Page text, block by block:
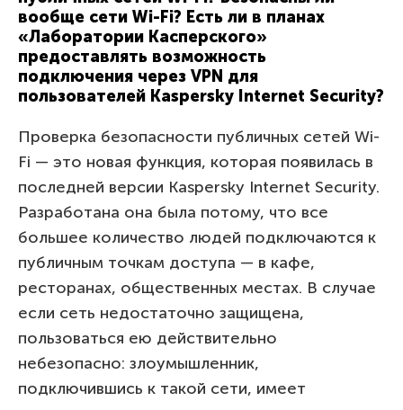
вообще сети Wi-Fi? Есть ли в планах
«Лаборатории Касперского»
предоставлять возможность
подключения через VPN для
пользователей Kaspersky Internet Security?
Проверка безопасности публичных сетей Wi-
Fi — это новая функция, которая появилась в
последней версии Kaspersky Internet Security.
Разработана она была потому, что все
большее количество людей подключаются к
публичным точкам доступа — в кафе,
ресторанах, общественных местах. В случае
если сеть недостаточно защищена,
пользоваться ею действительно
небезопасно: злоумышленник,
подключившись к такой сети, имеет